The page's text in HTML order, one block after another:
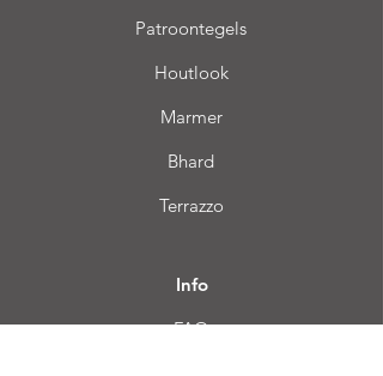
Patroontegels
Houtlook
Marmer
Bhard
Terrazzo
Info
FAQ